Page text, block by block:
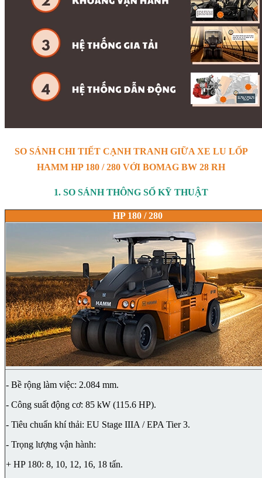
SO SÁNH CHI TIẾT CẠNH TRANH GIỮA XE LU LỐP
HAMM HP 180 / 280 VỚI BOMAG BW 28 RH
1. SO SÁNH THÔNG SỐ KỸ THUẬT
HP 180 / 280
- Bề rộng làm việc: 2.084 mm.
- Công suất động cơ: 85 kW (115.6 HP).
- Tiêu chuẩn khí thải: EU Stage IIIA / EPA Tier 3.
- Trọng lượng vận hành:
+ HP 180: 8, 10, 12, 16, 18 tấn.